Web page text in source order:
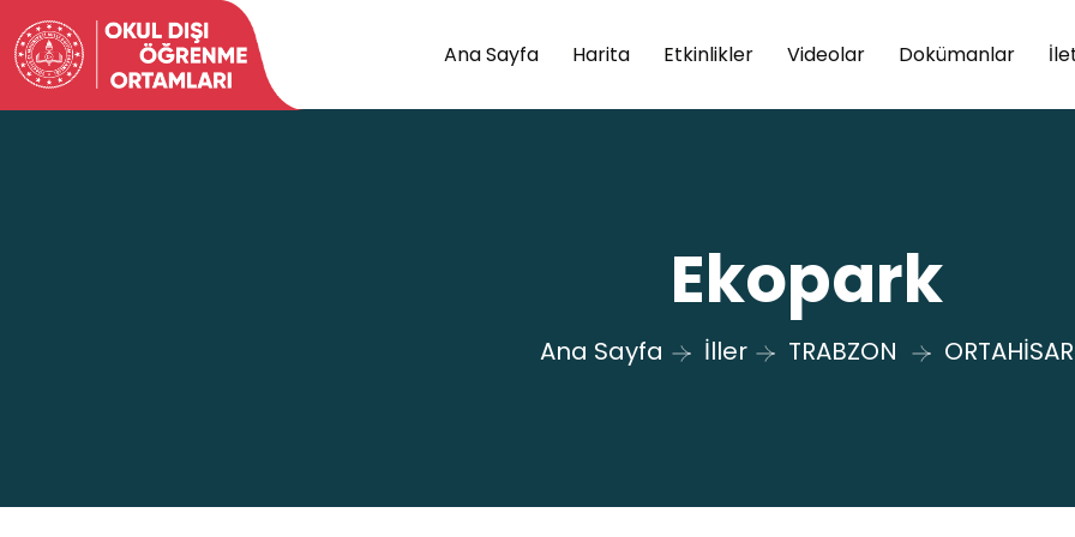
Ana Sayfa Harita Etkinlikler Videolar Dokümanlar
Ekopark
Ana Sayfa İller TRABZON ORTAHİSAR